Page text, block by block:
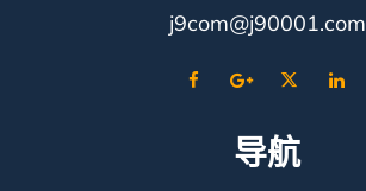
j9com@j90001.com
导航